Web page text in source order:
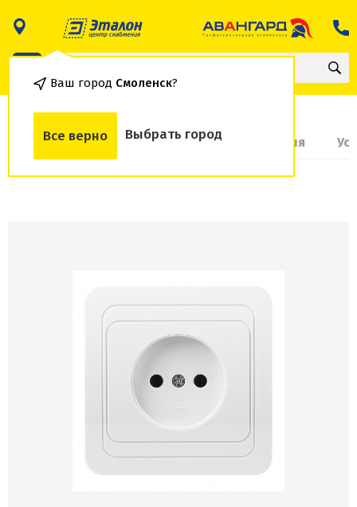
Ваш город Смоленск?
Все верно Выбрать город
О товаре Доставка и оплата Гарантия